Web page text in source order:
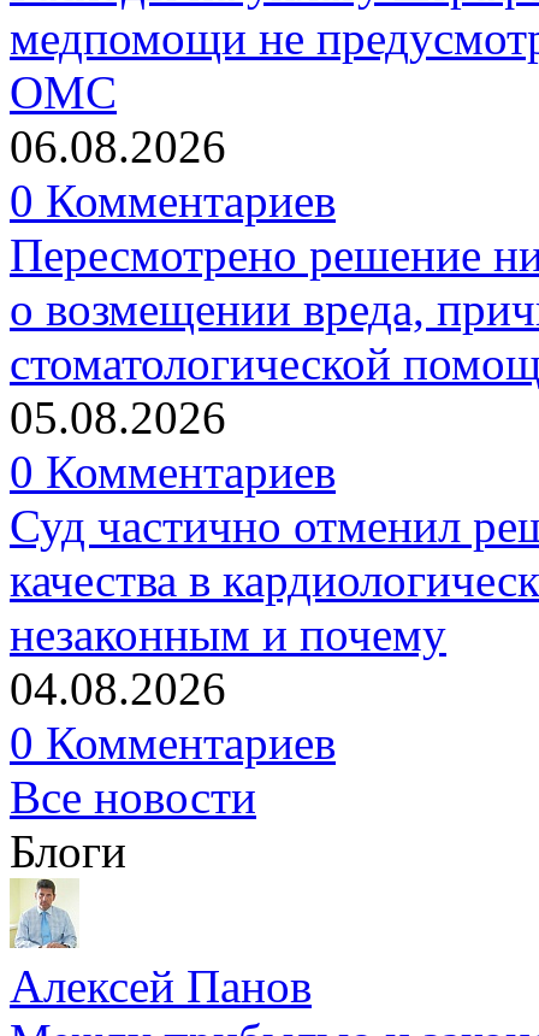
медпомощи не
ОМС
06.08.2026
0 Комментариев
Пересмотрено решение
о возмещении вреда,
стоматологической
05.08.2026
0 Комментариев
Суд частично отменил
качества в
незаконным и почему
04.08.2026
0 Комментариев
Все новости
Блоги
Алексей Панов